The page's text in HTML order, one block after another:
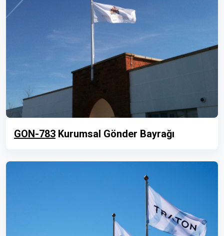
GON-783 Kurumsal Gönder Bayrağı